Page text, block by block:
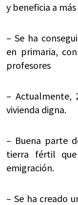
y beneficia a
– Se ha
en primaria,
profesores
– Actualmente,
vivienda digna.
– Buena parte
tierra fértil
emigración.
– Se ha creado